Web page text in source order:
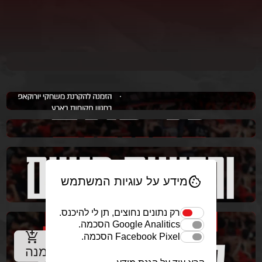
רכישת מנוי
add_shopping_cart
להזמנה
cookieמידע על עוגיות המשתמש
רק נתונים נחוצים, תן לי להיכנס.
Google Analitics הסכמה.
Facebook Pixel הסכמה.